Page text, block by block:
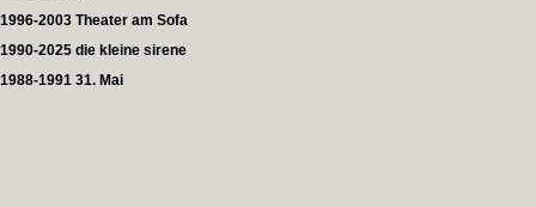
1996-2003 Theater am Sofa
1990-2025 die kleine sirene
1988-1991 31. Mai